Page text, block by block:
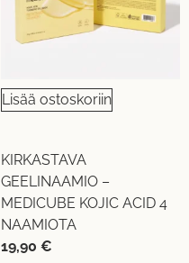
Lisää ostoskoriin
KIRKASTAVA
GEELINAAMIO –
MEDICUBE KOJIC ACID 4
NAAMIOTA
19,90 €